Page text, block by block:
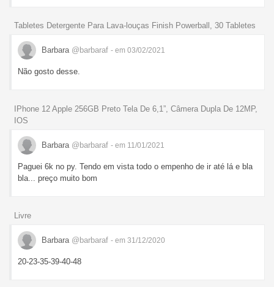
Tabletes Detergente Para Lava-louças Finish Powerball, 30 Tabletes
Barbara @barbaraf - em 03/02/2021
Não gosto desse.
IPhone 12 Apple 256GB Preto Tela De 6,1”, Câmera Dupla De 12MP,
IOS
Barbara @barbaraf - em 11/01/2021
Paguei 6k no py. Tendo em vista todo o empenho de ir até lá e bla
bla... preço muito bom
Livre
Barbara @barbaraf - em 31/12/2020
20-23-35-39-40-48